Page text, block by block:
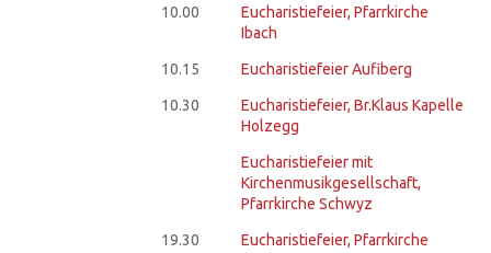
10.00
Eucharistiefeier, Pfarrkirche
Ibach
10.15 Eucharistiefeier Aufiberg
10.30
Eucharistiefeier, Br.Klaus Kapelle
Holzegg
Eucharistiefeier mit
Kirchenmusikgesellschaft,
Pfarrkirche Schwyz
19.30
Eucharistiefeier, Pfarrkirche